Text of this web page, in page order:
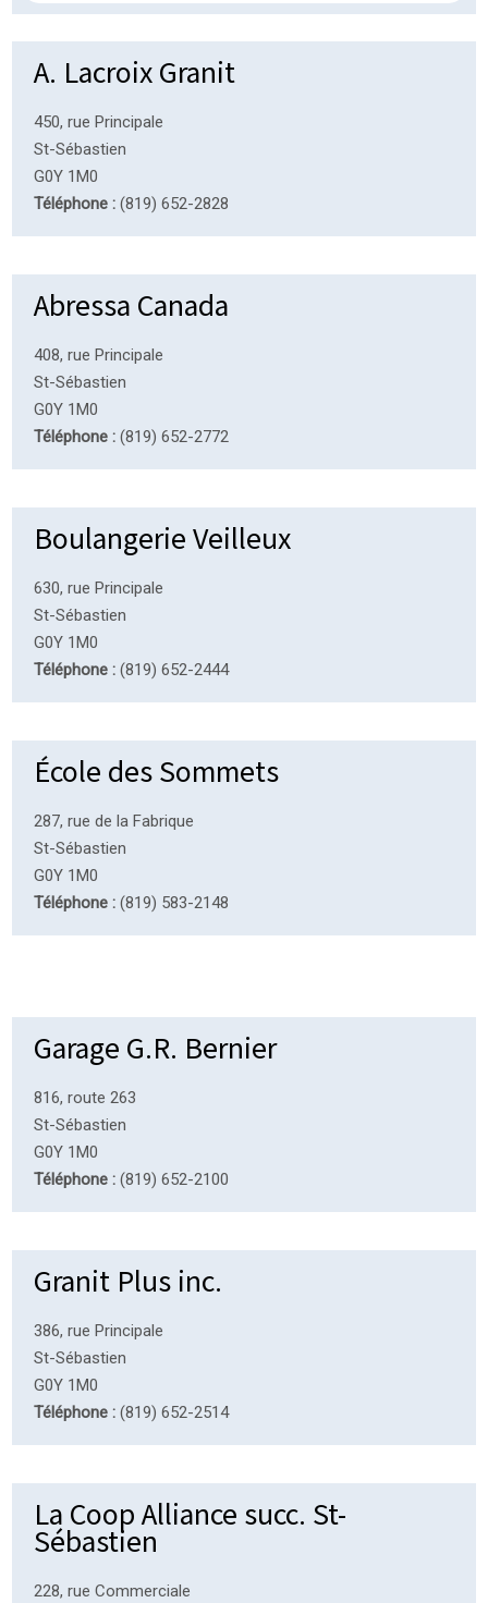
A. Lacroix Granit
450, rue Principale
St-Sébastien
G0Y 1M0
Téléphone : (819) 652-2828
Abressa Canada
408, rue Principale
St-Sébastien
G0Y 1M0
Téléphone : (819) 652-2772
Boulangerie Veilleux
630, rue Principale
St-Sébastien
G0Y 1M0
Téléphone : (819) 652-2444
École des Sommets
287, rue de la Fabrique
St-Sébastien
G0Y 1M0
Téléphone : (819) 583-2148
Garage G.R. Bernier
816, route 263
St-Sébastien
G0Y 1M0
Téléphone : (819) 652-2100
Granit Plus inc.
386, rue Principale
St-Sébastien
G0Y 1M0
Téléphone : (819) 652-2514
La Coop Alliance succ. St-
Sébastien
228, rue Commerciale